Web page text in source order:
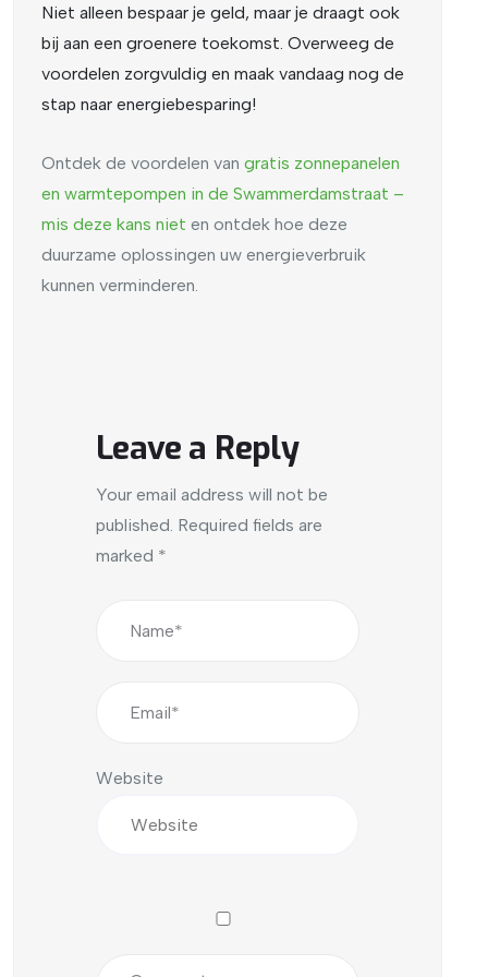
Niet alleen bespaar je geld, maar je draagt ook
bij aan een groenere toekomst. Overweeg de
voordelen zorgvuldig en maak vandaag nog de
stap naar energiebesparing!
Ontdek de voordelen van gratis zonnepanelen
en warmtepompen in de Swammerdamstraat –
mis deze kans niet en ontdek hoe deze
duurzame oplossingen uw energieverbruik
kunnen verminderen.
Leave a Reply
Your email address will not be
published. Required fields are
marked *
Website